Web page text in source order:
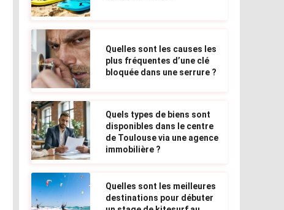
Quelles sont les causes les
plus fréquentes d’une clé
bloquée dans une serrure ?
Quels types de biens sont
disponibles dans le centre
de Toulouse via une agence
immobilière ?
Quelles sont les meilleures
destinations pour débuter